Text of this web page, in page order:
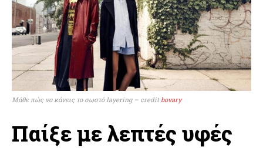
Μάθε πώς να κάνεις το σωστό layering – credit bovary
Παίξε με λεπτές υφές